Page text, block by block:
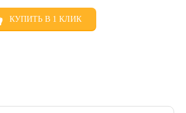
КУПИТЬ В 1 КЛИК